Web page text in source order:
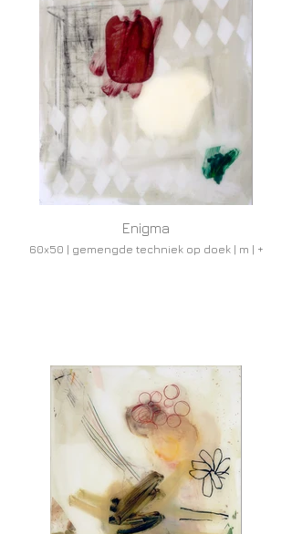
Enigma
60x50 | gemengde techniek op doek | m | +